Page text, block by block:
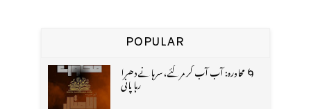
POPULAR
🌀 محاورہ: آب آب کر مر گئے، سرہانے دھرا
رہا پانی